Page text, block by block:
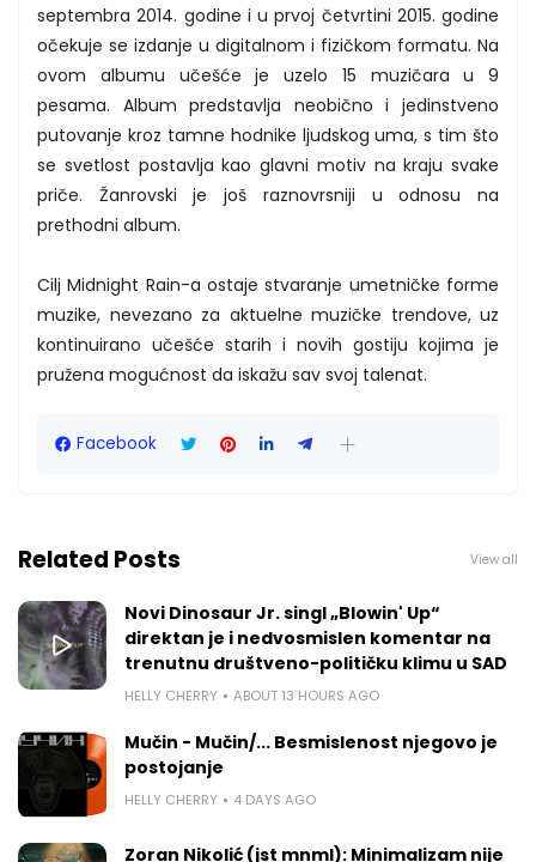
septembra 2014. godine i u prvoj četvrtini 2015. godine
očekuje se izdanje u digitalnom i fizičkom formatu. Na
ovom albumu učešće je uzelo 15 muzičara u 9
pesama. Album predstavlja neobično i jedinstveno
putovanje kroz tamne hodnike ljudskog uma, s tim što
se svetlost postavlja kao glavni motiv na kraju svake
priče. Žanrovski je još raznovrsniji u odnosu na
prethodni album.
Cilj Midnight Rain-a ostaje stvaranje umetničke forme
muzike, nevezano za aktuelne muzičke trendove, uz
kontinuirano učešće starih i novih gostiju kojima je
pružena mogućnost da iskažu sav svoj talenat.
Facebook
Related Posts View all
Novi Dinosaur Jr. singl „Blowin' Up“
direktan je i nedvosmislen komentar na
trenutnu društveno-političku klimu u SAD
HELLY CHERRY ABOUT 13 HOURS AGO
Mučin - Mučin/... Besmislenost njegovo je
postojanje
HELLY CHERRY 4 DAYS AGO
Zoran Nikolić (jst mnml): Minimalizam nije